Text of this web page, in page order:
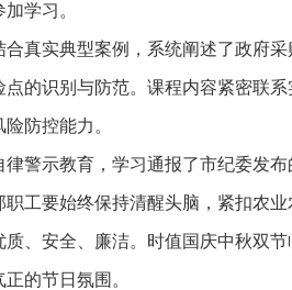
加学习 。
合真实典型案例，系统阐述了政府
的识别与防范。课程内容紧密联系
防控能力。
律警示教育， 学习通报了市纪委发布
工要始终保持清醒头脑， 紧扣农
、安全、廉洁。时值国庆中秋双
正的节日氛围。